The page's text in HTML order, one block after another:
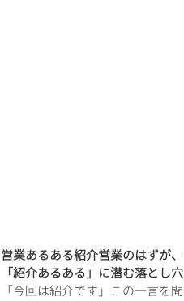
営業あるある紹介営業のはずが
「紹介あるある」に潜む落とし穴
「今回は紹介です」この一言を